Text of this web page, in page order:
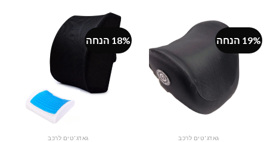
19% הנחה
גאדג'טים לרכב
18% הנחה
גאדג'טים לרכב